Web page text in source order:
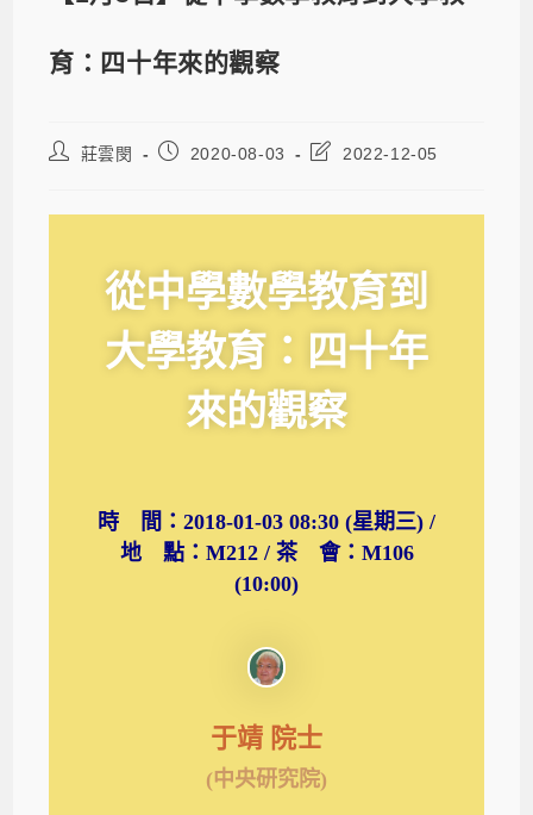
育：四十年來的觀察
莊雲閔 2020-08-03 2022-12-05
從中學數學教育到
大學教育：四十年
來的觀察
時 間：2018-01-03 08:30 (星期三) /
地 點：M212 / 茶 會：M106
(10:00)
于靖 院士
(中央研究院)